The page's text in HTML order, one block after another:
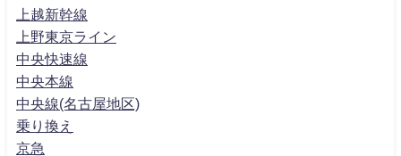
上越新幹線
上野東京ライン
中央快速線
中央本線
中央線(名古屋地区)
乗り換え
京急